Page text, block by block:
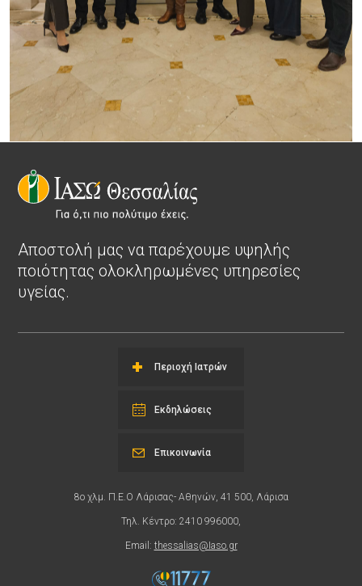
Αποστολή μας να παρέχουμε υψηλής
ποιότητας ολοκληρωμένες υπηρεσίες
υγείας.
Περιοχή Ιατρών
Εκδηλώσεις
8ο χλμ. Π.Ε.Ο Λάρισας- Αθηνών, 41 500, Λάρισα
Τηλ. Κέντρο: 2410 996000,
Email: thessalias@Iaso.gr
Επικοινωνία